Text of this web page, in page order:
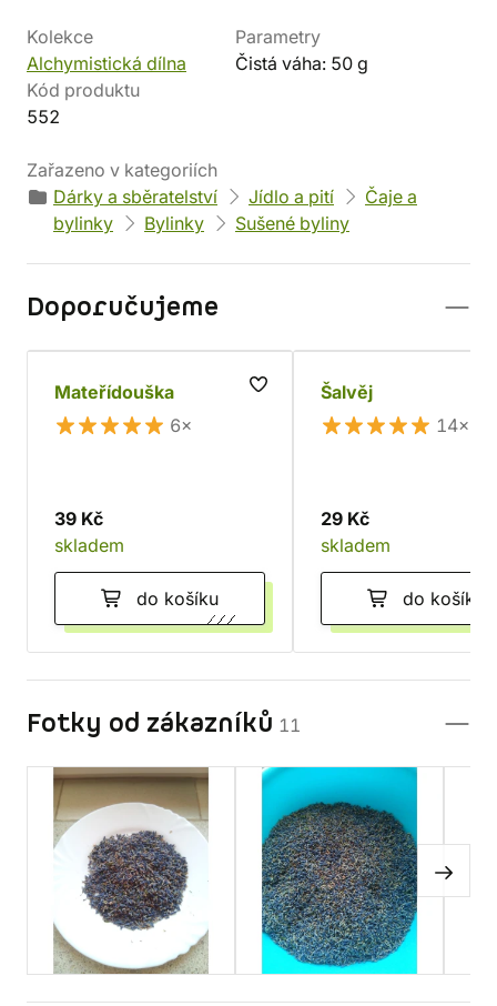
Kolekce
Alchymistická dílna
Parametry
Čistá váha: 50 g
Kód produktu
552
Zařazeno v kategoriích
Dárky a sběratelství
Jídlo a pití
Čaje a
bylinky
Bylinky Sušené byliny
Doporučujeme
Mateřídouška
6×
39 Kč
skladem
do košíku
Šalvěj
14×
29 Kč
skladem
do košíku
Fotky od zákazníků 11